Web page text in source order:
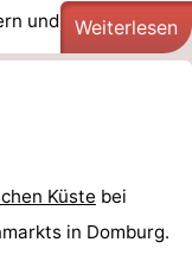
und Standb ...
Weiterlesen
Küste bei
in Domburg.